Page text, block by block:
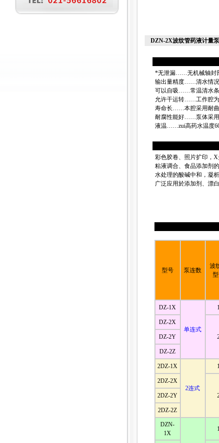
DZN-2X波纹管药液计量泵
*无泄漏……无机械轴封
输出量精度……清水情况
可以自吸……常温清水
允许干运转……工作腔
寿命长……本腔采用耐曲
耐腐性能好……泵体采用
液温……zui高药水温度
彩色胶卷、照片扩印，
粘液调合、食品添加剂
水处理的酸碱中和，凝
广泛应用於添加剂、漂
型号 泵连数
波
DZ-1X
单连式
DZ-2X
DZ-2Y
DZ-2Z
2DZ-1X
2连式
2DZ-2X
2DZ-2Y
2DZ-2Z
DZN-
1X